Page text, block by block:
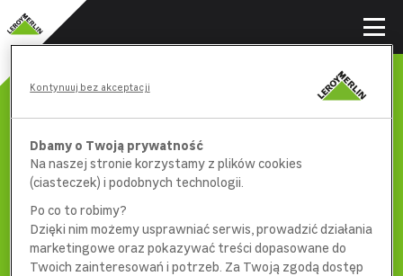
Dbamy o Twoją prywatność
Na naszej stronie korzystamy z plików cookies
(ciasteczek) i podobnych technologii.
Po co to robimy?
Dzięki nim możemy usprawniać serwis, prowadzić działania
marketingowe oraz pokazywać treści dopasowane do
Twoich zainteresowań i potrzeb. Za Twoją zgodą dostęp
Kontynuuj bez akceptacji